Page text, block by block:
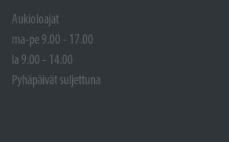
Aukioloajat
ma-pe 9.00 - 17.00
la 9.00 - 14.00
Pyhäpäivät suljettuna